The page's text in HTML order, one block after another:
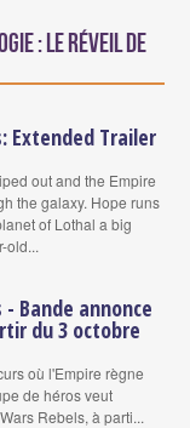
: Le Réveil de
Extended Trailer
out and the Empire
the galaxy. Hope runs
of Lothal a big
old...
Bande annonce
du 3 octobre
où l'Empire règne
de héros veut
Rebels, à parti...